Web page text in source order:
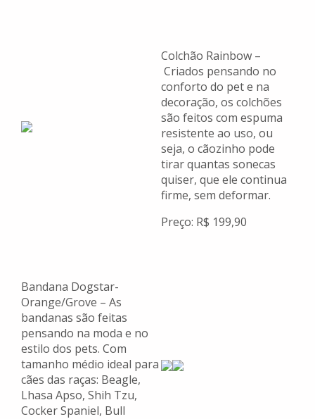
Colchão Rainbow –
Criados pensando no
conforto do pet e na
decoração, os colchões
são feitos com espuma
resistente ao uso, ou
seja, o cãozinho pode
tirar quantas sonecas
quiser, que ele continua
firme, sem deformar.
Preço: R$ 199,90
Bandana Dogstar-
Orange/Grove – As
bandanas são feitas
pensando na moda e no
estilo dos pets. Com
tamanho médio ideal para
cães das raças: Beagle,
Lhasa Apso, Shih Tzu,
Cocker Spaniel, Bull